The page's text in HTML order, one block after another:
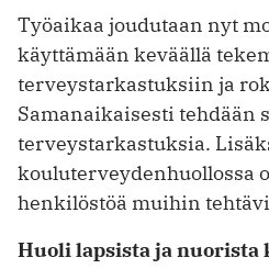
Työaikaa joudutaan nyt
käyttämään keväällä
terveystarkastuksiin ja
Samanaikaisesti tehdään
terveystarkastuksia.
kouluterveydenhuollossa
henkilöstöä muihin
Huoli lapsista ja nuorista